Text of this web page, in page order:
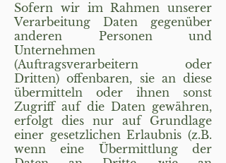
Sofern wir im Rahmen unserer
Verarbeitung Daten gegenüber
anderen Personen und
Unternehmen
(Auftragsverarbeitern oder
Dritten) offenbaren, sie an diese
übermitteln oder ihnen sonst
Zugriff auf die Daten gewähren,
erfolgt dies nur auf Grundlage
einer gesetzlichen Erlaubnis (z.B.
wenn eine Übermittlung der